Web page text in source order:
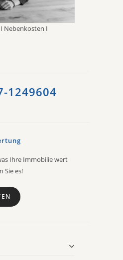
Nebenkosten I
1249604
Ihre Immobilie wert
Sie es!